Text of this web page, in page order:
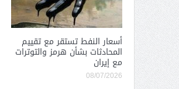
أسعار النفط تستقر مع تقييم
المحادثات بشأن هرمز والتوترات
مع إيران
08/07/2026